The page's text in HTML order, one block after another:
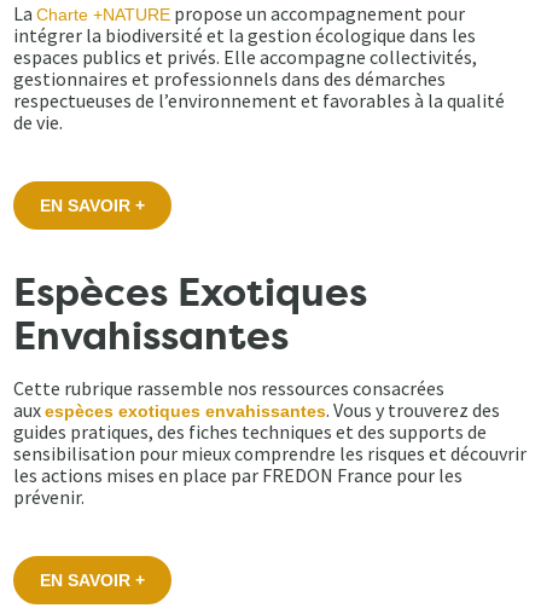
LaCharte +NATURE propose un accompagnement pour
intégrer la biodiversité et la gestion écologique dans les
espaces publics et privés. Elle accompagne collectivités,
gestionnaires et professionnels dans des démarches
respectueuses de l’environnement et favorables à la qualité
de vie.
EN SAVOIR +
Espèces Exotiques
Envahissantes
Cette rubrique rassemble nos ressources consacrées
auxespèces exotiques envahissantes. Vous y trouverez des
guides pratiques, des fiches techniques et des supports de
sensibilisation pour mieux comprendre les risques et découvrir
les actions mises en place par FREDON France pour les
prévenir.
EN SAVOIR +